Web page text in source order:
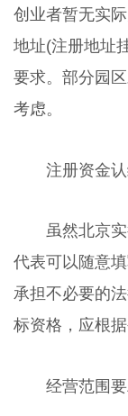
创业者暂无实
地址(注册地址
要求。部分园
考虑。
注册资金
虽然北京
代表可以随意
承担不必要的
标资格，应根
经营范围